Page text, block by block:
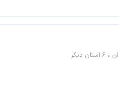
۶ استان دیگر